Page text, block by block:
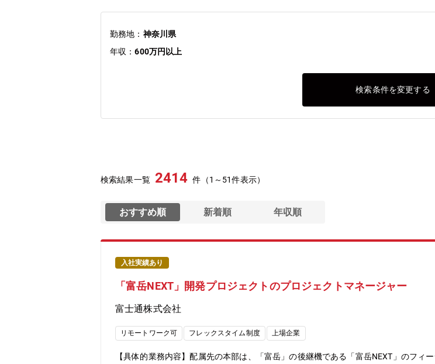
勤務地： 神奈川県
年収：600万円以上
検索条件を変更する
検索結果一覧 2414 件（1～51件表示）
おすすめ順 新着順 年収順
入社実績あり
「富岳NEXT」開発プロジェクトのプロジェクトマネージャー
富士通株式会社
リモートワーク可 フレックスタイム制度 上場企業
【具体的業務内容】配属先の本部は、「富岳」の後継機である「富岳NEXT」のフ